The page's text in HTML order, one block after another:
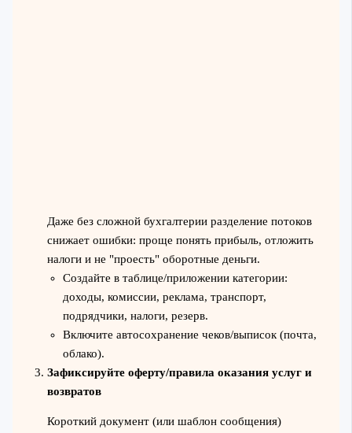
Даже без сложной бухгалтерии разделение потоков
снижает ошибки: проще понять прибыль, отложить
налоги и не "проесть" оборотные деньги.
Создайте в таблице/приложении категории:
доходы, комиссии, реклама, транспорт,
подрядчики, налоги, резерв.
Включите автосохранение чеков/выписок (почта,
облако).
Зафиксируйте оферту/правила оказания услуг и
возвратов
Короткий документ (или шаблон сообщения)